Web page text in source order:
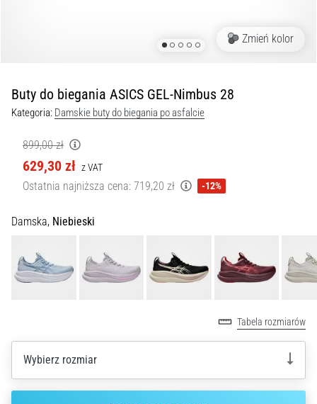
prawidłowo
wykonywać?
praktyce
shuttle
run
testuje
zwinność
zmianę
kierunku.
Jak
gdzie
znajduje…
Zmień kolor
Buty do biegania ASICS GEL-Nimbus 28
Kategoria: Damskie buty do biegania po asfalcie
899,00 zł
629,30 zł z VAT
Ostatnia najniższa cena: 719,20 zł -12%
Damska, Niebieski
Tabela rozmiarów
Wybierz rozmiar